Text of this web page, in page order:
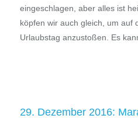
eingeschlagen, aber alles ist
köpfen wir auch gleich, um auf
Urlaubstag anzustoßen. Es
29. Dezember 2016: